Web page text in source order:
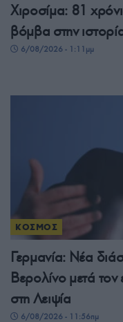
Χιροσίμα: 81
βόμβα στην
6/08/2026 - 1:11μμ
ΚΟΣΜΟΣ
Γερμανία: Νέα
Βερολίνο μετά τον
στη Λειψία
6/08/2026 - 11:56πμ